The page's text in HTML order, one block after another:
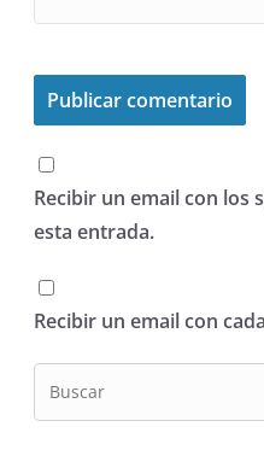
Recibir un email con los
esta entrada.
Recibir un email con